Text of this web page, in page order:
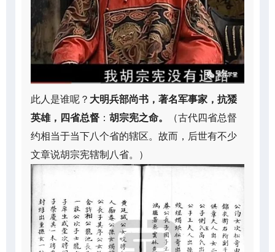
此人是谁呢？ 大明兵部尚书，著名军事家，抗㹻
英雄，四省总督 ： 胡宗宪之命。
（古代四省总督
约相当于当下八个省的辖区。故而，后世有不少
文章说胡宗宪辖制八省。）